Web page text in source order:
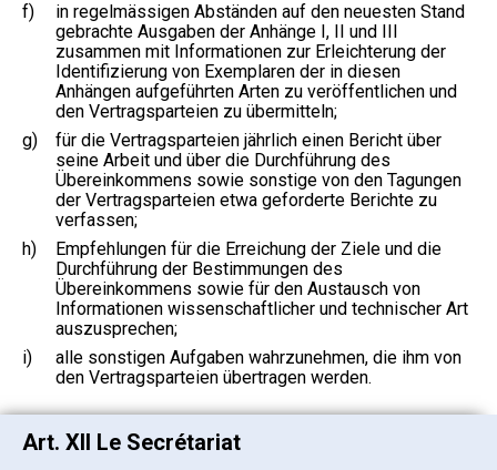
f)
in regelmässigen Abständen auf den neuesten Stand
gebrachte Ausgaben der Anhänge I, II und III
zusammen mit Informationen zur Erleichterung der
Identifizierung von Exemplaren der in diesen
Anhängen aufgeführten Arten zu veröffentlichen und
den Vertragsparteien zu übermitteln;
g)
für die Vertragsparteien jährlich einen Bericht über
seine Arbeit und über die Durchführung des
Übereinkommens sowie sonstige von den Tagungen
der Vertragsparteien etwa geforderte Berichte zu
verfassen;
h)
Empfehlungen für die Erreichung der Ziele und die
Durchführung der Bestimmungen des
Übereinkommens sowie für den Austausch von
Informationen wissenschaftlicher und technischer Art
auszusprechen;
i)
alle sonstigen Aufgaben wahrzunehmen, die ihm von
den Vertragsparteien übertragen werden.
Art. XII Le Secrétariat